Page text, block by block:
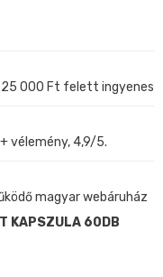
000 Ft felett ingyenes
vélemény, 4,9/5.
magyar webáruház
KAPSZULA 60DB